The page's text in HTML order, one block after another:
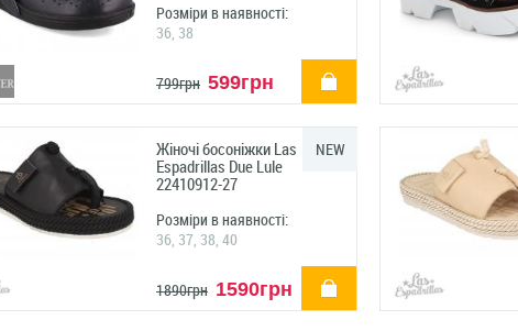
Розміри в наявності:
36, 38
799грн 599грн
NEW
Жіночі босоніжки Las
Espadrillas Due Lule
22410912-27
Розміри в наявності:
36, 37, 38, 40
1890грн 1590грн